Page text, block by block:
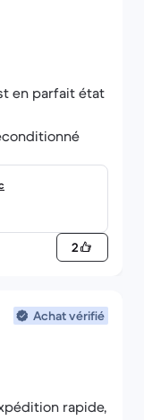
en parfait état
2
Achat vérifié
rapide,